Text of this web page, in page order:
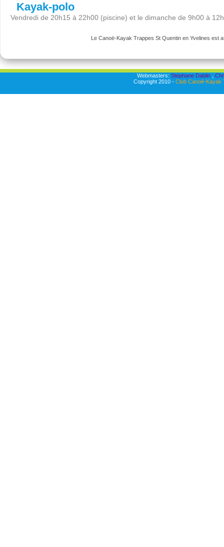
Kayak-polo
Vendredi de 20h15 à 22h00 (piscine) et le dimanche de 9h00 à
Le Canoë-Kayak Trappes St Quentin en Yvelines est
Webmasters: Stéphane Dablin,
Copyright 2010 - Club Canoë-Kayak